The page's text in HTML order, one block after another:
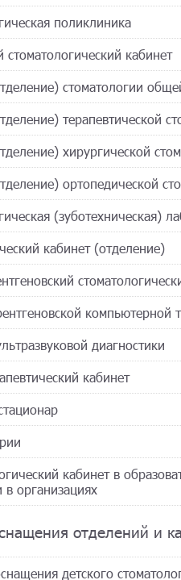
поликлиника
кабинет
стоматологии
терапевтической
хирургической
ортопедической
(зуботехническая)
кабинет (отделение)
компьютерной
диагностики
кабинет
кабинет в
в организациях
отделений и
детского